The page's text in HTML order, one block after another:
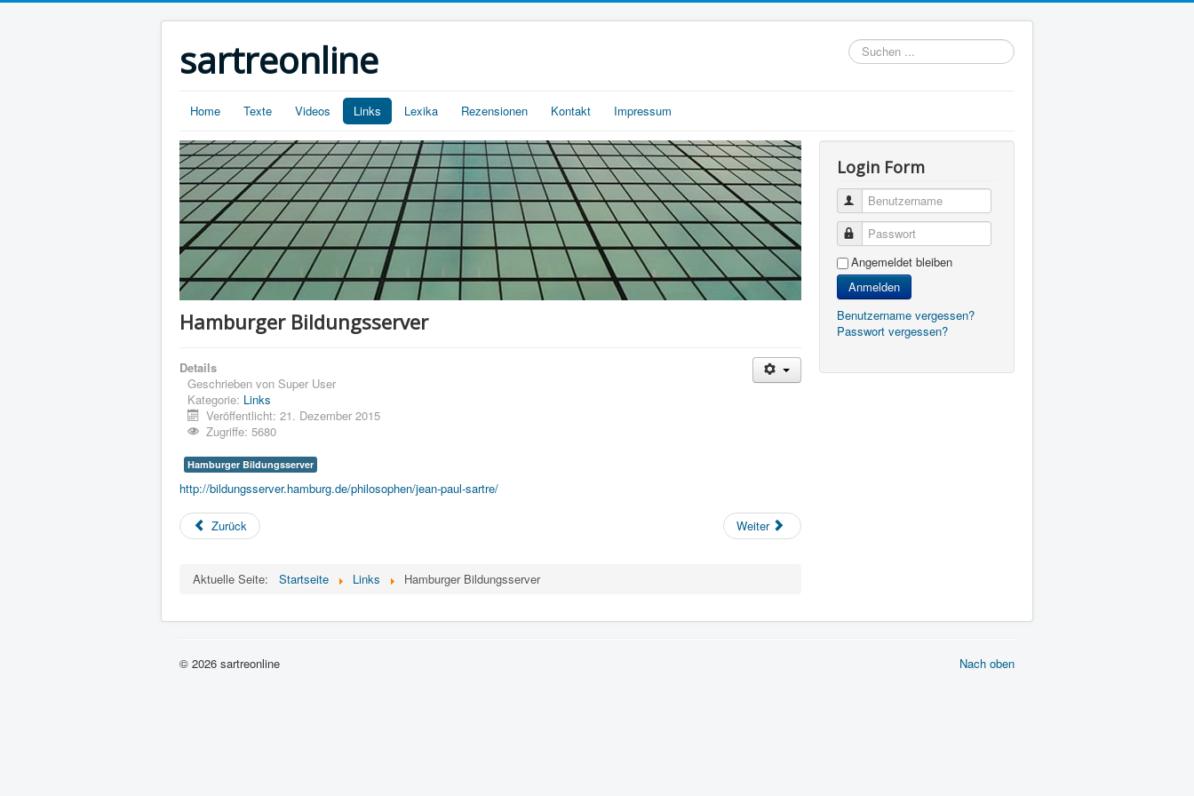
sartreonline
Suchen
...
Home Texte Videos Links Lexika Rezensionen Kontakt Impressum
Hamburger Bildungsserver
Details
Geschrieben von Super User
Kategorie: Links
Veröffentlicht: 21. Dezember 2015
Zugriffe: 5680
Hamburger Bildungsserver
http://bildungsserver.hamburg.de/philosophen/jean-paul-sartre/
Zurück Weiter
Aktuelle Seite: Startseite Links Hamburger Bildungsserver
Login Form
Benutzername
Passwort
Angemeldet bleiben
Anmelden
Benutzername vergessen?
Passwort vergessen?
Nach oben
© 2026 sartreonline